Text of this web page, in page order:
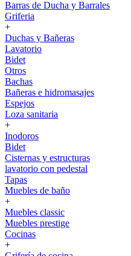
Barras de Ducha y Barrales
Griferia
+
Duchas y Bañeras
Lavatorio
Bidet
Otros
Bachas
Bañeras e hidromasajes
Espejos
Loza sanitaria
+
Inodoros
Bidet
Cisternas y estructuras
lavatorio con pedestal
Tapas
Muebles de baño
+
Muebles classic
Muebles prestige
Cocinas
+